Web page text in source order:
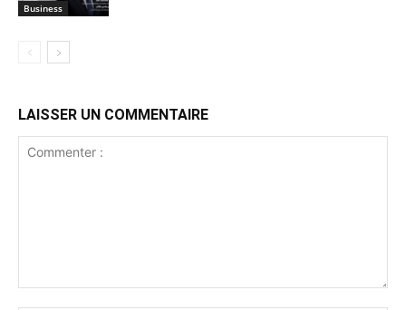
Business
LAISSER UN COMMENTAIRE